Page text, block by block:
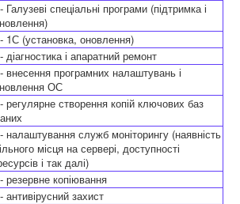
- Галузеві спеціальні програми (підтримка і
- 1С (установка, оновлення)
- діагностика і апаратний ремонт
- внесення програмних налаштувань і
ОС
- регулярне створення копій ключових баз
- налаштування служб моніторингу (наявність
місця на сервері, доступності
і так далі)
- резервне копіювання
- антивірусний захист